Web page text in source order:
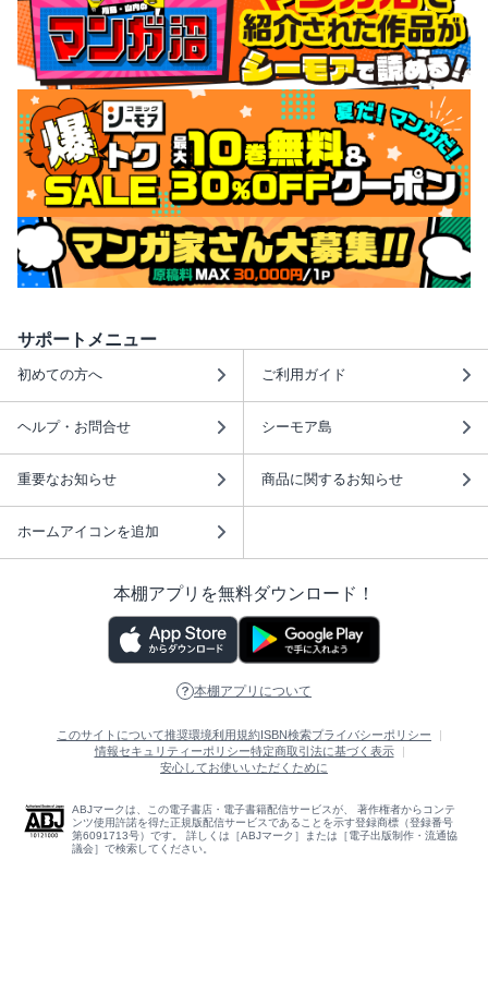
サポートメニュー
初めての方へ ご利用ガイド
ヘルプ・お問合せ シーモア島
重要なお知らせ 商品に関するお知らせ
ホームアイコンを追加
本棚アプリを無料ダウンロード！
本棚アプリについて
このサイトについて推奨環境利用規約 ISBN検索プライバシーポリシー
情報セキュリティーポリシー特定商取引法に基づく表示
安心してお使いいただくために
ABJマークは、この電子書店・電子書籍配信サービスが、 著作権者からコンテ
ンツ使用許諾を得た正規版配信サービスであることを示す登録商標（登録番号
第6091713号）です。 詳しくは［ABJマーク］または［電子出版制作・流通協
議会］で検索してください。